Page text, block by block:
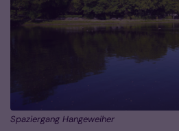
Spaziergang Hangeweiher